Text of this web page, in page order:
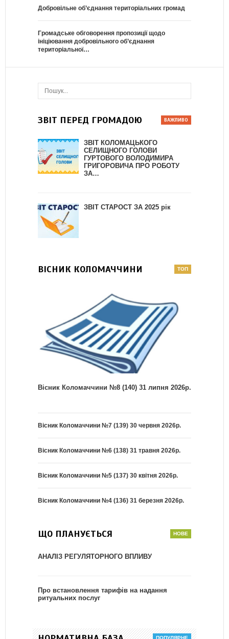
Добровільне об’єднання територіальних громад
Громадське обговорення пропозиції щодо
ініціювання добровільного об’єднання
територіальної…
ЗВІТ ПЕРЕД ГРОМАДОЮ
ЗВІТ КОЛОМАЦЬКОГО
СЕЛИЩНОГО ГОЛОВИ
ГУРТОВОГО ВОЛОДИМИРА
ГРИГОРОВИЧА ПРО РОБОТУ
ЗА…
ЗВІТ СТАРОСТ ЗА 2025 рік
ВІСНИК КОЛОМАЧЧИНИ
Вісник Коломаччини №8 (140) 31 липня 2026р.
Вісник Коломаччини №7 (139) 30 червня 2026р.
Вісник Коломаччини №6 (138) 31 травня 2026р.
Вісник Коломаччини №5 (137) 30 квітня 2026р.
Вісник Коломаччини №4 (136) 31 березня 2026р.
ЩО ПЛАНУЄТЬСЯ
АНАЛІЗ РЕГУЛЯТОРНОГО ВПЛИВУ
Про встановлення тарифів на надання
ритуальних послуг